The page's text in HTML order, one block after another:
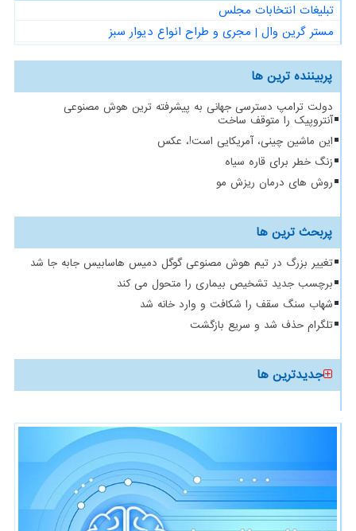
تبلیغات انتخابات مجلس
مستر گرین وال | مجری و طراح انواع دیوار سبز
پربیننده ترین ها
دولت ترامپ دسترسی جهانی به پیشرفته ترین هوش مصنوعی
آنتروپیک را متوقف ساخت
این ماشین چینی، آمریکایی است!، عکس
زنگ خطر برای قاره سیاه
روش های درمان ریزش مو
پربحث ترین ها
تغییر بزرگ در تیم هوش مصنوعی گوگل دمیس هاسابیس جابه جا شد
برچسب جدید تشخیص بیماری را متحول می کند
شهاب سنگ سقف را شکافت و وارد خانه شد
تلگرام حذف شد و سریع بازگشت
جدیدترین ها